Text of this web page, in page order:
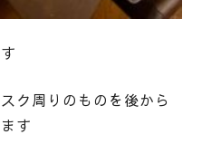
ク周りのものを後から
す